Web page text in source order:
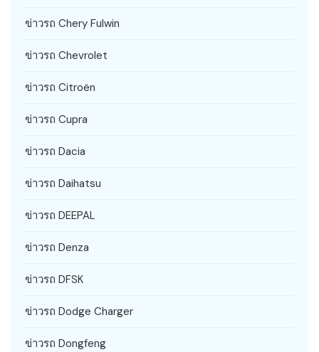
ข่าวรถ Chery Fulwin
ข่าวรถ Chevrolet
ข่าวรถ Citroën
ข่าวรถ Cupra
ข่าวรถ Dacia
ข่าวรถ Daihatsu
ข่าวรถ DEEPAL
ข่าวรถ Denza
ข่าวรถ DFSK
ข่าวรถ Dodge Charger
ข่าวรถ Dongfeng